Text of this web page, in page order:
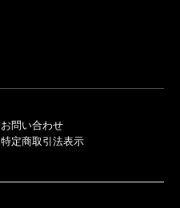
お問い合わせ
特定商取引法表示